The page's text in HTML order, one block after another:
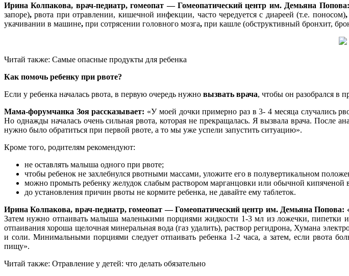
Ирина Колпакова, врач-педиатр, гомеопат — Гомеопатический центр им. Демьяна
запоре),рвота при отравлении, кишечной инфекции, часто чередуется с диареей (т.е. поносом)
укачивании в машине, при сотрясении головного мозга, при кашле (обструктивный бронхит,
Читай также: Самые опасные продукты для ребенка
Как помочь ребенку при рвоте?
Если у ребенка началась рвота, в первую очередь нужно вызвать врача, чтобы он разобрался в
Мама-форумчанка Зоя рассказывает: «У моей дочки примерно раз в 3- 4 месяца случались
Но однажды началась очень сильная рвота, которая не прекращалась. Я вызвала врача. После
нужно было обратиться при первой рвоте, а то мы уже успели запустить ситуацию».
Кроме того, родителям рекомендуют:
не оставлять малыша одного при рвоте;
чтобы ребенок не захлебнулся рвотными массами, уложите его в полувертикальном
можно промыть ребенку желудок слабым раствором марганцовки или обычной кипяченой
до установления причин рвоты не кормите ребенка, не давайте ему таблеток.
Ирина Колпакова, врач-педиатр, гомеопат — Гомеопатический центр им. Демьяна Попова:
Затем нужно отпаивать малыша маленькими порциями жидкости 1-3 мл из ложечки,
отпаивания хороша щелочная минеральная вода (газ удалить), раствор регидрона, Хумана
и соли. Минимальными порциями следует отпаивать ребенка 1-2 часа, а затем, если рвота
пищу».
Читай также: Отравление у детей: что делать обязательно